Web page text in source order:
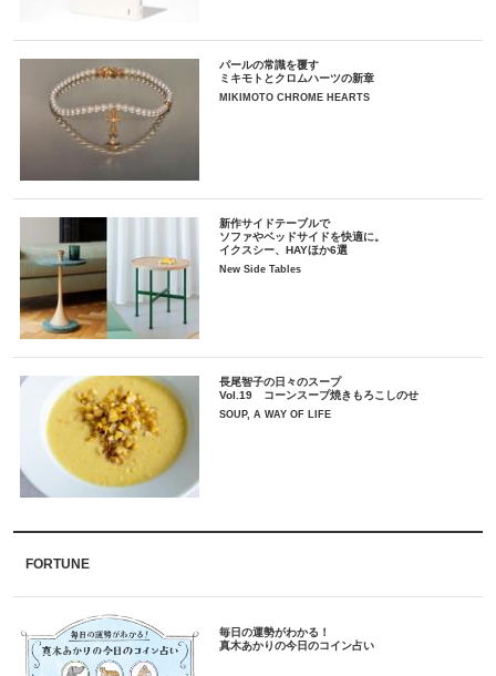
パールの常識を覆す
ミキモトとクロムハーツの新章
MIKIMOTO CHROME HEARTS
新作サイドテーブルで
ソファやベッドサイドを快適に。
イクスシー、HAYほか6選
New Side Tables
長尾智子の日々のスープ
Vol.19 コーンスープ焼きもろこしのせ
SOUP, A WAY OF LIFE
FORTUNE
毎日の運勢がわかる！